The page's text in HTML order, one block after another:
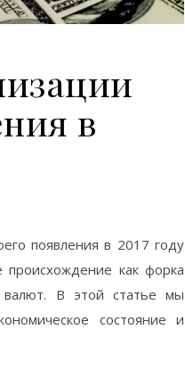
в
появления в 2017 году
происхождение как форка
валют. В этой статье мы
состояние и